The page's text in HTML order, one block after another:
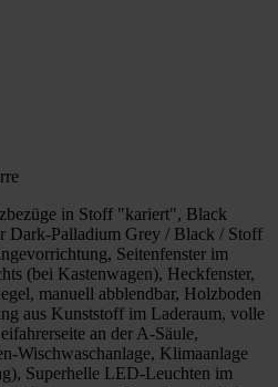
in Stoff "kariert", Black
Dark-Palladium Grey / Black / Stoff
Seitenfenster im
(bei Kastenwagen), Heckfenster,
manuell abblendbar, Holzboden
aus Kunststoff im Laderaum, volle
an der A-Säule,
Wischwaschanlage, Klimaanlage
Superhelle LED-Leuchten im